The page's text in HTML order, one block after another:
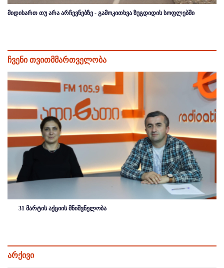
მიდიხართ თუ არა არჩევნებზე - გამოკითხვა ზუგდიდის სოფლებში
ჩვენი თვითმმართველობა
31 მარტის აქციის მნიშვნელობა
არქივი